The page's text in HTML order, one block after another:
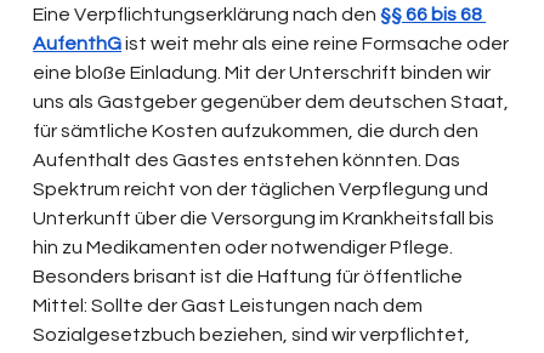
Eine Verpflichtungserklärung nach den §§ 66 bis 68
AufenthG ist weit mehr als eine reine Formsache oder
eine bloße Einladung. Mit der Unterschrift binden wir
uns als Gastgeber gegenüber dem deutschen Staat,
für sämtliche Kosten aufzukommen, die durch den
Aufenthalt des Gastes entstehen könnten. Das
Spektrum reicht von der täglichen Verpflegung und
Unterkunft über die Versorgung im Krankheitsfall bis
hin zu Medikamenten oder notwendiger Pflege.
Besonders brisant ist die Haftung für öffentliche
Mittel: Sollte der Gast Leistungen nach dem
Sozialgesetzbuch beziehen, sind wir verpflichtet,